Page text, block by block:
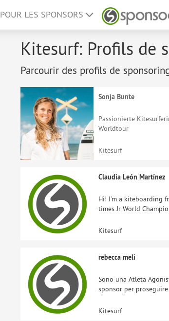
POUR LES SPONSORS
Kitesurf: Profils de
Parcourir des profils de
Sonja Bunte
Passionierte
Worldtour
Kitesurf
Claudia León Martínez
Hi! I’m a kiteboarding
times Jr World
Kitesurf
rebecca meli
Sono una Atleta
sponsor per
Kitesurf